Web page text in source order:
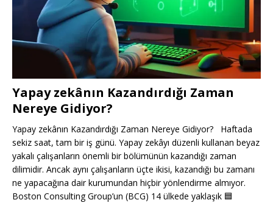
Yapay zekânın Kazandırdığı Zaman
Nereye Gidiyor?
Yapay zekânın Kazandırdığı Zaman Nereye Gidiyor? Haftada
sekiz saat, tam bir iş günü. Yapay zekâyı düzenli kullanan beyaz
yakalı çalışanların önemli bir bölümünün kazandığı zaman
dilimidir. Ancak aynı çalışanların üçte ikisi, kazandığı bu zamanı
ne yapacağına dair kurumundan hiçbir yönlendirme almıyor.
Boston Consulting Group’un (BCG) 14 ülkede yaklaşık 🟦